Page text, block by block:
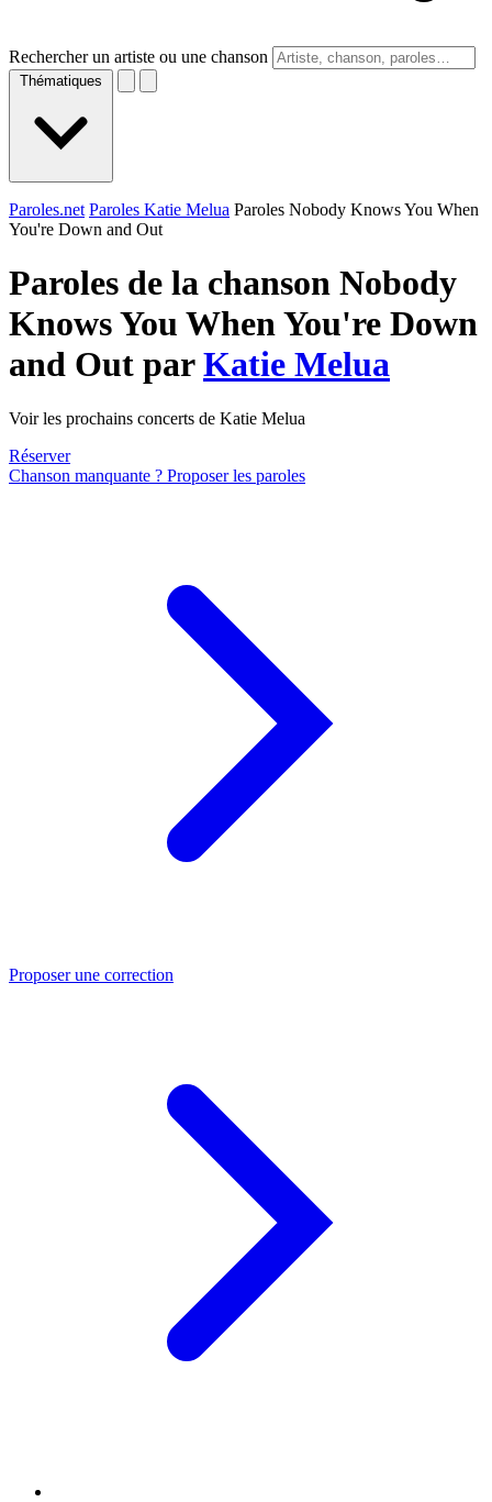
Rechercher un artiste ou une chanson
Thématiques
Paroles.net Paroles Katie Melua Paroles Nobody Knows You When
You're Down and Out
Paroles de la chanson Nobody
Knows You When You're Down
and Out parKatie Melua
Voir les prochains concerts de Katie Melua
Réserver
Chanson manquante ? Proposer les paroles
Proposer une correction